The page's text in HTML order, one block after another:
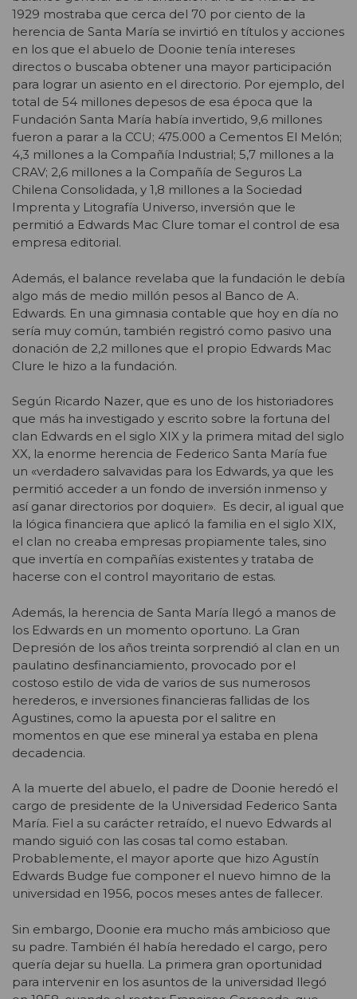
1929 mostraba que cerca del 70 por ciento de la
herencia de Santa María se invirtió en títulos y acciones
en los que el abuelo de Doonie tenía intereses
directos o buscaba obtener una mayor participación
para lograr un asiento en el directorio. Por ejemplo, del
total de 54 millones depesos de esa época que la
Fundación Santa María había invertido, 9,6 millones
fueron a parar a la CCU; 475.000 a Cementos El Melón;
4,3 millones a la Compañía Industrial; 5,7 millones a la
CRAV; 2,6 millones a la Compañía de Seguros La
Chilena Consolidada, y 1,8 millones a la Sociedad
Imprenta y Litografía Universo, inversión que le
permitió a Edwards Mac Clure tomar el control de esa
empresa editorial.
Además, el balance revelaba que la fundación le debía
algo más de medio millón pesos al Banco de A.
Edwards. En una gimnasia contable que hoy en día no
sería muy común, también registró como pasivo una
donación de 2,2 millones que el propio Edwards Mac
Clure le hizo a la fundación.
Según Ricardo Nazer, que es uno de los historiadores
que más ha investigado y escrito sobre la fortuna del
clan Edwards en el siglo XIX y la primera mitad del siglo
XX, la enorme herencia de Federico Santa María fue
un «verdadero salvavidas para los Edwards, ya que les
permitió acceder a un fondo de inversión inmenso y
así ganar directorios por doquier». Es decir, al igual que
la lógica financiera que aplicó la familia en el siglo XIX,
el clan no creaba empresas propiamente tales, sino
que invertía en compañías existentes y trataba de
hacerse con el control mayoritario de estas.
Además, la herencia de Santa María llegó a manos de
los Edwards en un momento oportuno. La Gran
Depresión de los años treinta sorprendió al clan en un
paulatino desfinanciamiento, provocado por el
costoso estilo de vida de varios de sus numerosos
herederos, e inversiones financieras fallidas de los
Agustines, como la apuesta por el salitre en
momentos en que ese mineral ya estaba en plena
decadencia.
A la muerte del abuelo, el padre de Doonie heredó el
cargo de presidente de la Universidad Federico Santa
María. Fiel a su carácter retraído, el nuevo Edwards al
mando siguió con las cosas tal como estaban.
Probablemente, el mayor aporte que hizo Agustín
Edwards Budge fue componer el nuevo himno de la
universidad en 1956, pocos meses antes de fallecer.
Sin embargo, Doonie era mucho más ambicioso que
su padre. También él había heredado el cargo, pero
quería dejar su huella. La primera gran oportunidad
para intervenir en los asuntos de la universidad llegó